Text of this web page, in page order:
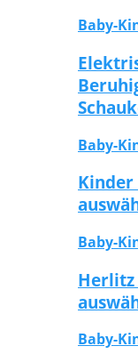
Baby-
Baby-
Baby-
Herlitz
Baby-